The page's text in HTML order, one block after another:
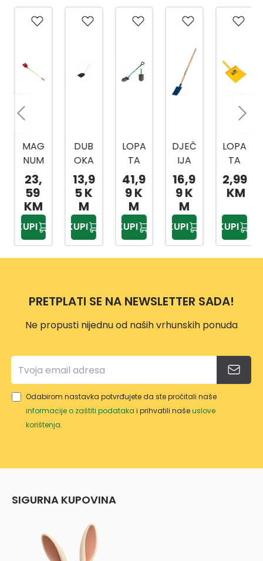
MAG
NUM
1715-
SD
LOPA
TA
RAV
NA-
SPEC
KALJ
CRVE
MAG
NUM
SA
DRŠK
OM
23,
59
KM
KUPI
DUB
OKA
LOPA
TA
ZA
SNIJE
G SA
DRŠK
OM
13,9
5 K
M
KUPI
LOPA
TA
ŠILJA
STA
40-
204E
XRO
41,9
9 K
M
KUPI
DJEČ
IJA
LOPA
TA
PLAV
A
75C
M
16,9
9 K
M
KUPI
LOPA
TA
ZA
ŽBUK
20X4
0 CM
SGS9
86
2,99
KM
KUPI
PRETPLATI SE NA NEWSLETTER SADA!
Ne propusti nijednu od naših vrhunskih ponuda
Odabirom nastavka potvrđujete da ste pročitali naše
informacije o zaštiti podataka i prihvatili našeuslove
korištenja.
SIGURNA KUPOVINA